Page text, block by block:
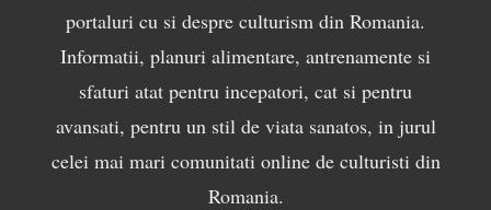
portaluri cu si despre culturism din Romania.
Informatii, planuri alimentare, antrenamente si
sfaturi atat pentru incepatori, cat si pentru
avansati, pentru un stil de viata sanatos, in jurul
celei mai mari comunitati online de culturisti din
Romania.